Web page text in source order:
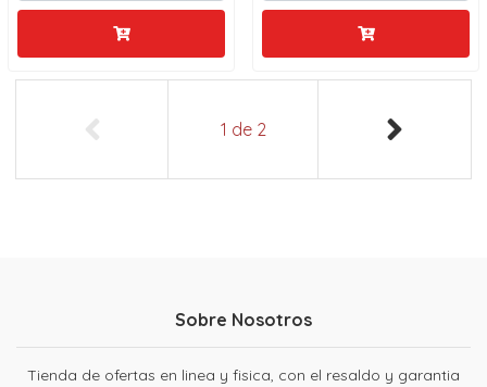
1 de 2
Sobre Nosotros
Tienda de ofertas en linea y fisica, con el resaldo y garantia